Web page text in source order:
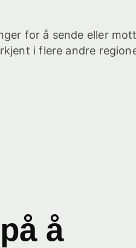
for å sende eller
i flere andre
å